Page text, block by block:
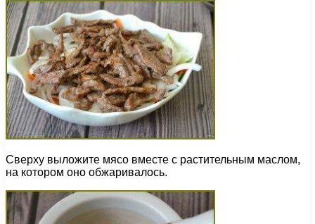
Сверху выложите мясо вместе с растительным маслом,
на котором оно обжаривалось.